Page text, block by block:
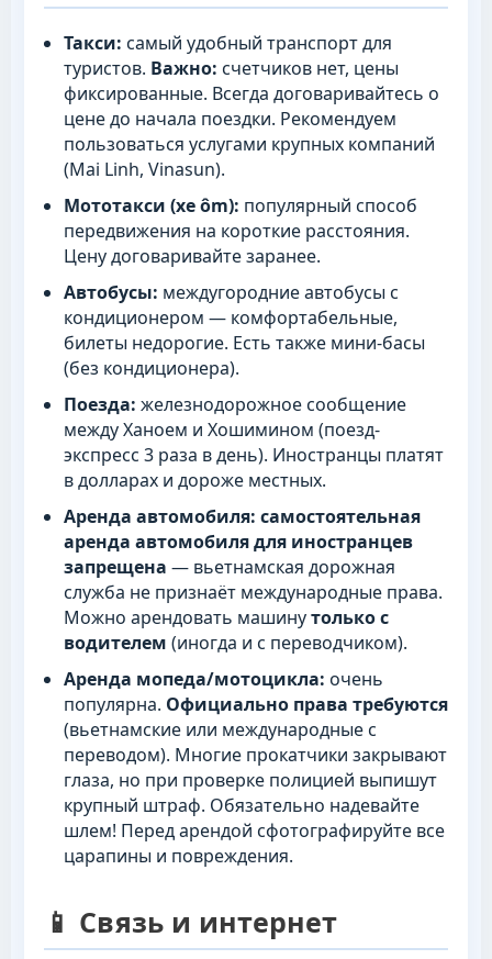
Такси: самый удобный транспорт для
туристов. Важно: счетчиков нет, цены
фиксированные. Всегда договаривайтесь о
цене до начала поездки. Рекомендуем
пользоваться услугами крупных компаний
(Mai Linh, Vinasun).
Мототакси (xe ôm): популярный способ
передвижения на короткие расстояния.
Цену договаривайте заранее.
Автобусы: междугородние автобусы с
кондиционером — комфортабельные,
билеты недорогие. Есть также мини-басы
(без кондиционера).
Поезда: железнодорожное сообщение
между Ханоем и Хошимином (поезд-
экспресс 3 раза в день). Иностранцы платят
в долларах и дороже местных.
Аренда автомобиля: самостоятельная
аренда автомобиля для иностранцев
запрещена — вьетнамская дорожная
служба не признаёт международные права.
Можно арендовать машинутолько с
водителем (иногда и с переводчиком).
Аренда мопеда/мотоцикла: очень
популярна. Официально права требуются
(вьетнамские или международные с
переводом). Многие прокатчики закрывают
глаза, но при проверке полицией выпишут
крупный штраф. Обязательно надевайте
шлем! Перед арендой сфотографируйте все
царапины и повреждения.
📱 Связь и интернет